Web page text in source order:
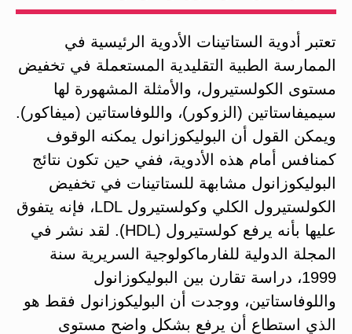
تعتبر أدوية الستاتينات الأدوية الرئيسية في
الممارسة الطبية التقليدية المستعملة في تخفيض
مستوى الكولستيرول، والأمثلة المشهورة لها
سيميفاستاتين (الزوكور)، واللوفاستاتين (ميفاكور).
ويمكن القول أن البوليكوزانول يمكنه الوقوف
كمنافس أمام هذه الأدوية، ففي حين تكون نتائج
البوليكوزانول مشابهة للستاتينات في تخفيض
الكولستيرول الكلي وكولستيرول LDL، فإنه يتفوق
عليها بأنه يرفع كولستيرول (HDL). لقد نشر في
المجلة الدولية للفارماكولوجية السريرية سنة
1999، دراسة تقارن بين البوليكوزانول
واللوفاستاتين، ووجدت أن البوليكوزانول فقط هو
الذي استطاع أن يرفع بشكل واضح مستوى